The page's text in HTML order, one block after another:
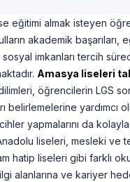
eğitimi almak isteyen
akademik başarıları,
sosyal imkanları tercih
Amasya liseleri
öğrencilerin LGS
belirlemelerine yardımcı
yapmalarını da
liseleri, mesleki ve
hatip liseleri gibi farklı
alanlarına ve kariyer